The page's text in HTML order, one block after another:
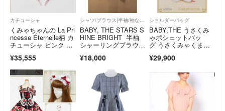
カチューシャ
くみゃちゃんの La Pri
ncesse Éternelle柄 カ
チューシャ ピンク 新
¥35,555
シャツ/ブラウス(半袖/袖なし)
BABY, THE STARS S
HINE BRIGHT 半袖
シャーリングブラウ
¥18,000
ショルダーバッグ
BABY,THE うさくみ
ゃポシェットバッ
グ うさくみゃくまち
¥29,900